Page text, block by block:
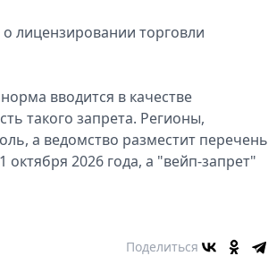
лицензировании торговли
вводится в качестве
такого запрета. Регионы,
а ведомство разместит перечень
октября 2026 года, а "вейп-запрет"
Поделиться